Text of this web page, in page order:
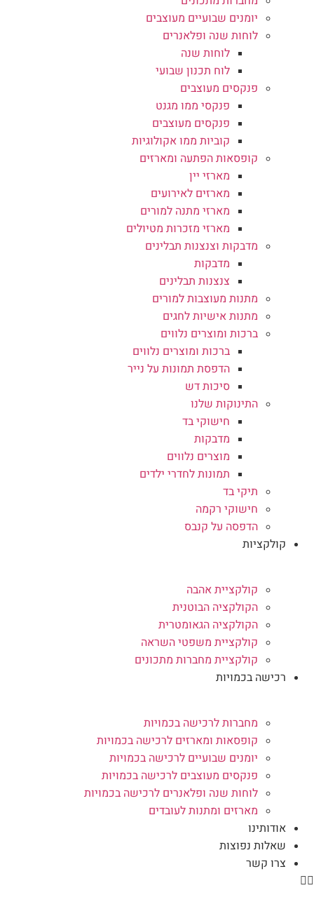
יומנים שבועיים מעוצבים
לוחות שנה ופלאנרים
לוחות שנה
לוח תכנון שבועי
פנקסים מעוצבים
פנקסי ממו מגנט
פנקסים מעוצבים
קוביות ממו אקולוגיות
קופסאות הפתעה ומארזים
מארזי יין
מארזים לאירועים
מארזי מתנה למורים
מארזי מזכרות מטיולים
מדבקות וצנצנות תבלינים
מדבקות
צנצנות תבלינים
מתנות מעוצבות למורים
מתנות אישיות לחגים
ברכות ומוצרים נלווים
ברכות ומוצרים נלווים
הדפסת תמונות על נייר
סיכות דש
התינוקות שלנו
חישוקי בד
מדבקות
מוצרים נלווים
תמונות לחדרי ילדים
תיקי בד
חישוקי רקמה
הדפסה על קנבס
קולקציות
קולקציית אהבה
הקולקציה הבוטנית
הקולקציה הגאומטרית
קולקציית משפטי השראה
קולקציית מחברות מתכונים
רכישה בכמויות
מחברות לרכישה בכמויות
קופסאות ומארזים לרכישה בכמויות
יומנים שבועיים לרכישה בכמויות
פנקסים מעוצבים לרכישה בכמויות
לוחות שנה ופלאנרים לרכישה בכמויות
מארזים ומתנות לעובדים
אודותינו
שאלות נפוצות
צרו קשר